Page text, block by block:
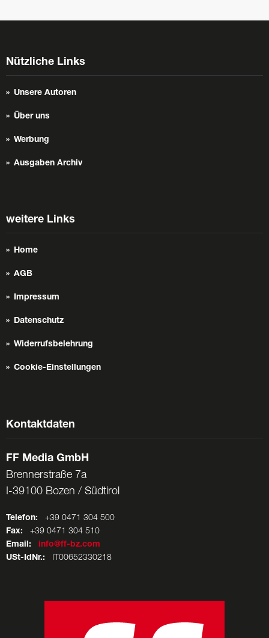
Nützliche Links
Unsere Autoren
Über uns
Werbung
Ausgaben Archiv
weitere Links
Home
AGB
Impressum
Datenschutz
Widerrufsbelehrung
Cookie-Einstellungen
Kontaktdaten
FF Media GmbH
Brennerstraße 7a
I-39100 Bozen / Südtirol
Telefon: +39 0471 304 500
Fax: +39 0471 304 510
Email:
info@ff-bz.com
USt-IdNr.: IT00652330218